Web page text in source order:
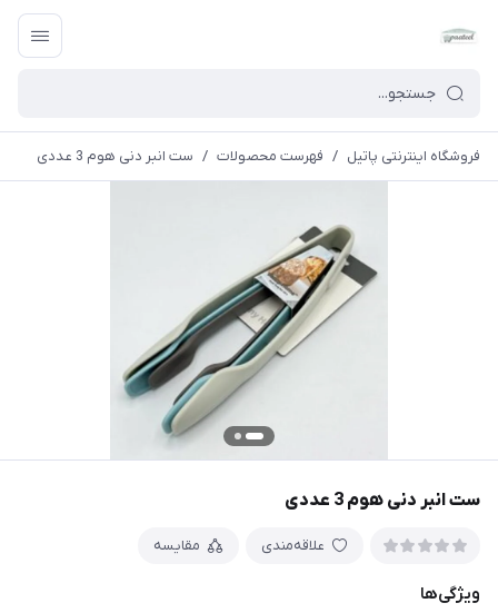
فروشگاه اینترنتی پاتیل / فهرست محصولات / ست انبر دنی هوم 3 عددی
ست انبر دنی هوم 3 عددی
علاقه‌مندی مقایسه
ویژگی‌ها